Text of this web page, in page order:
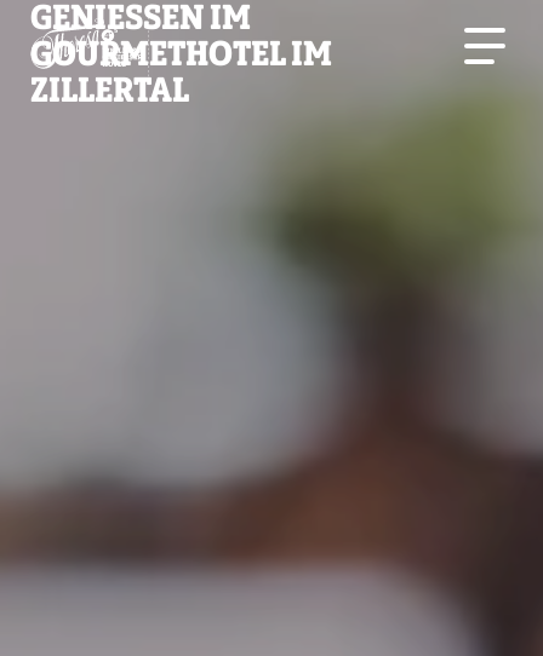
GENIESSEN IM G
OURMETHOTEL IM Z
ILLERTAL